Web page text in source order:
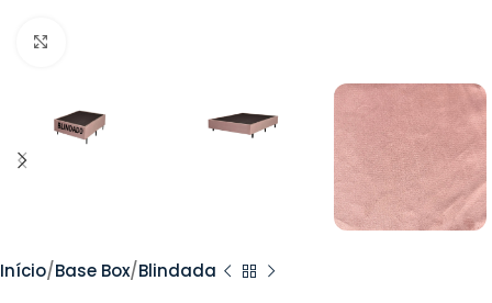
Início Base Box Blindada